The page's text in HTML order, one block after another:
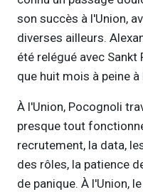
son succès à l'Union,
diverses ailleurs.
été relégué avec Sankt
que huit mois à peine à
À l'Union, Pocognoli
presque tout
recrutement, la data,
des rôles, la patience
de panique. À l'Union,